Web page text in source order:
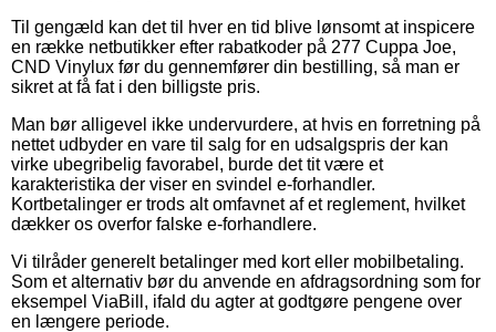
Til gengæld kan det til hver en tid blive lønsomt at inspicere
en række netbutikker efter rabatkoder på 277 Cuppa Joe,
CND Vinylux før du gennemfører din bestilling, så man er
sikret at få fat i den billigste pris.
Man bør alligevel ikke undervurdere, at hvis en forretning på
nettet udbyder en vare til salg for en udsalgspris der kan
virke ubegribelig favorabel, burde det tit være et
karakteristika der viser en svindel e-forhandler.
Kortbetalinger er trods alt omfavnet af et reglement, hvilket
dækker os overfor falske e-forhandlere.
Vi tilråder generelt betalinger med kort eller mobilbetaling.
Som et alternativ bør du anvende en afdragsordning som for
eksempel ViaBill, ifald du agter at godtgøre pengene over
en længere periode.